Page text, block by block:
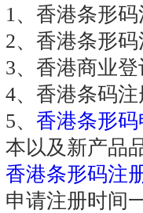
1、香港条形
2、香港条形
3、香港商业
4、香港条码
5、 香港条形
本以及新产品
香港条形码注
申请注册时间